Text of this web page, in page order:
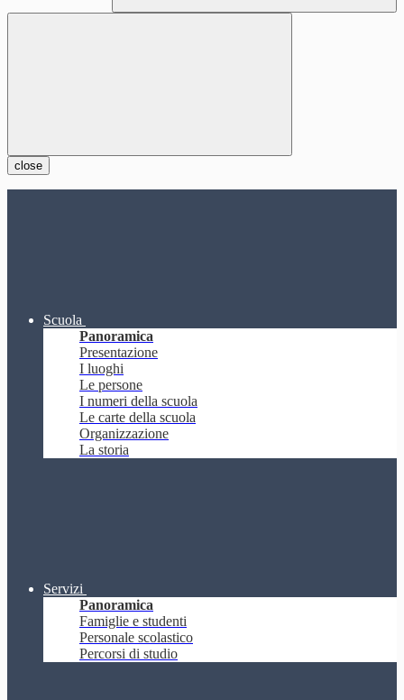
close
Scuola
Panoramica
Presentazione
I luoghi
Le persone
I numeri della scuola
Le carte della scuola
Organizzazione
La storia
Servizi
Panoramica
Famiglie e studenti
Personale scolastico
Percorsi di studio